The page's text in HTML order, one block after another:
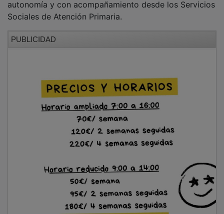
forma parte de una red de protección social en la que
el Gobierno regional cree, invierte y confía", ha
afirmado la consejera.
NUEVA CONVOCATORIA
DE LA 'X' SOLIDARIA
García Torijano ha avanzado también que el Gobierno
regional publicará el próximo martes una nueva
convocatoria de subvenciones con cargo a la